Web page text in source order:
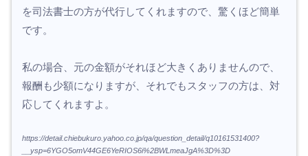
を司法書士の方が代行してくれますので、驚くほど簡単
です。
私の場合、元の金額がそれほど大きくありませんので、
報酬も少額になりますが、それでもスタッフの方は、対
応してくれますよ。
https://detail.chiebukuro.yahoo.co.jp/qa/question_detail/q10161531400?
__ysp=6YGO5omV44GE6YeRIOS6i%2BWLmeaJgA%3D%3D